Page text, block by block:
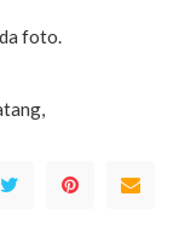
foto.